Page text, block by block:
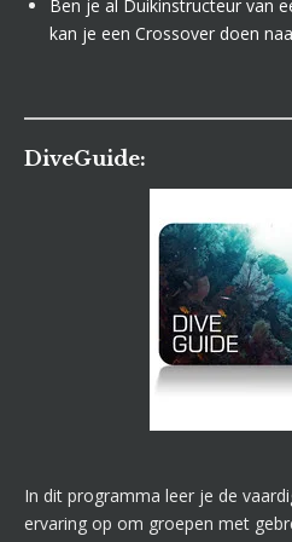
Ben je al Duikinstructeur van
kan je een Crossover doen
DiveGuide:
In dit programma leer je de
ervaring op om groepen met